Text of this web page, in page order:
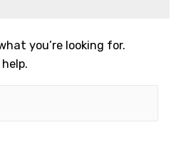
you’re looking for.